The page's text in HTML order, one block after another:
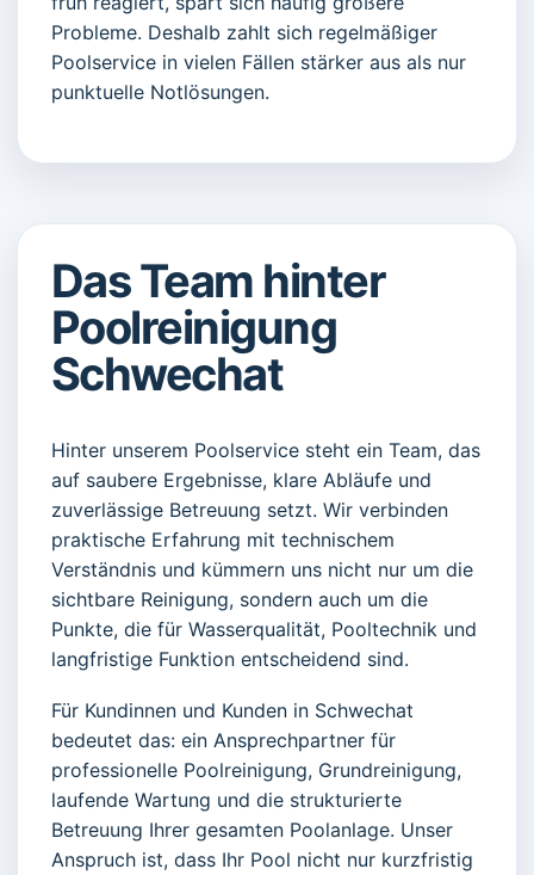
Probleme. Deshalb zahlt sich regelmäßiger
Poolservice in vielen Fällen stärker aus als nur
punktuelle Notlösungen.
Das Team hinter
Poolreinigung
Schwechat
Hinter unserem Poolservice steht ein Team, das
auf saubere Ergebnisse, klare Abläufe und
zuverlässige Betreuung setzt. Wir verbinden
praktische Erfahrung mit technischem
Verständnis und kümmern uns nicht nur um die
sichtbare Reinigung, sondern auch um die
Punkte, die für Wasserqualität, Pooltechnik und
langfristige Funktion entscheidend sind.
Für Kundinnen und Kunden in Schwechat
bedeutet das: ein Ansprechpartner für
professionelle Poolreinigung, Grundreinigung,
laufende Wartung und die strukturierte
Betreuung Ihrer gesamten Poolanlage. Unser
Anspruch ist, dass Ihr Pool nicht nur kurzfristig